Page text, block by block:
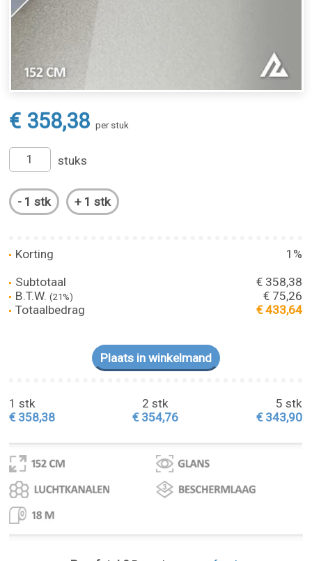
€ 358,38 per stuk
stuks
Korting
1%
Subtotaal
€ 358,38
B.T.W.(21%)
€ 75,26
Totaalbedrag
€ 433,64
1 stk
€ 358,38
2 stk
€ 354,76
5 stk
€ 343,90